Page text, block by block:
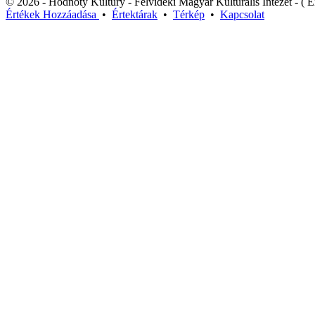
Értékek Hozzáadása • Értektárak • Térkép • Kapcsolat